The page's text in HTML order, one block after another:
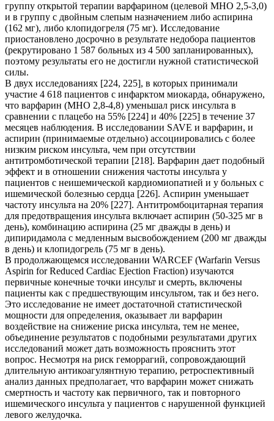
группу открытой терапии варфарином (целевой МНО 2,5-3,0)
и в группу с двойным слепым назначением либо аспирина
(162 мг), либо клопидогреля (75 мг). Исследование
приостановлено досрочно в результате недобора пациентов
(рекрутировано 1 587 больных из 4 500 запланированных),
поэтому результаты его не достигли нужной статистической
силы.
В двух исследованиях [224, 225], в которых принимали
участие 4 618 пациентов с инфарктом миокарда, обнаружено,
что варфарин (МНО 2,8-4,8) уменьшал риск инсульта в
сравнении с плацебо на 55% [224] и 40% [225] в течение 37
месяцев наблюдения. В исследовании SAVE и варфарин, и
аспирин (принимаемые отдельно) ассоциировались с более
низким риском инсульта, чем при отсутствии
антитромботической терапии [218]. Варфарин дает подобный
эффект и в отношении снижения частоты инсульта у
пациентов с неишемической кардиомиопатией и у больных с
ишемической болезнью сердца [226]. Аспирин уменьшает
частоту инсульта на 20% [227]. Антитромбоцитарная терапия
для предотвращения инсульта включает аспирин (50-325 мг в
день), комбинацию аспирина (25 мг дважды в день) и
дипиридамола с медленным высвобождением (200 мг дважды
в день) и клопидогрель (75 мг в день).
В продолжающемся исследовании WARCEF (Warfarin Versus
Aspirin for Reduced Cardiac Ejection Fraction) изучаются
первичные конечные точки инсульт и смерть, включены
пациенты как с предшествующим инсультом, так и без него.
Это исследование не имеет достаточной статистической
мощности для определения, оказывает ли варфарин
воздействие на снижение риска инсульта, тем не менее,
объединение результатов с подобными результатами других
исследований может дать возможность прояснить этот
вопрос. Несмотря на риск геморрагий, сопровождающий
длительную антикоагулянтную терапию, ретроспективный
анализ данных предполагает, что варфарин может снижать
смертность и частоту как первичного, так и повторного
ишемического инсульта у пациентов с нарушенной функцией
левого желудочка.